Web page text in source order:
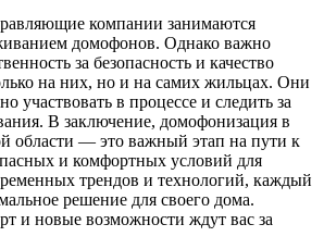
компании занимаются
домофонов. Однако важно
за безопасность и качество
на них, но и на самих жильцах. Они
участвовать в процессе и следить за
В заключение, домофонизация в
области — это важный этап на пути к
и комфортных условий для
трендов и технологий, каждый
решение для своего дома.
и новые возможности ждут вас за